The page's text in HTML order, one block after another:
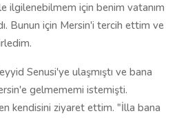
ilgilenebilmem için benim vatanım
Bunun için Mersin'i tercih ettim ve
Senusi'ye ulaşmıştı ve bana
gelmememi istemişti.
kendisini ziyaret ettim. "İlla bana